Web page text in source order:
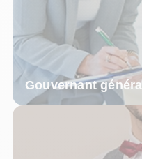
Gouvernant